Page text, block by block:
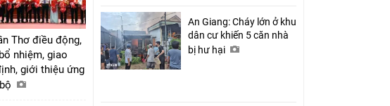
Thơ điều động,
nhiệm, giao
giới thiệu ứng
An Giang: Cháy lớn ở khu
dân cư khiến 5 căn nhà
bị hư hại